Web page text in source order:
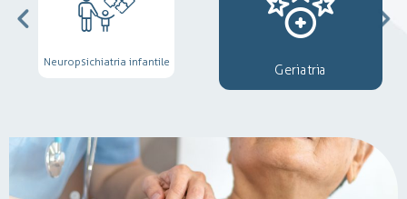
Neuropsichiatria infantile
Geriatria